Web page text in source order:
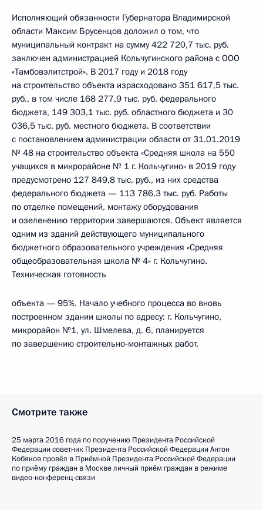
Исполняющий обязанности Губернатора Владимирской
области Максим Брусенцов доложил о том, что
муниципальный контракт на сумму 422 720,7 тыс. руб.
заключен администрацией Кольчугинского района с ООО
«Тамбовэлитстрой». В 2017 году и 2018 году
на строительство объекта израсходовано 351 617,5 тыс.
руб., в том числе 168 277,9 тыс. руб. федерального
бюджета, 149 303,1 тыс. руб. областного бюджета и 30
036,5 тыс. руб. местного бюджета. В соответствии
с постановлением администрации области от 31.01.2019
№ 48 на строительство объекта «Средняя школа на 550
учащихся в микрорайоне № 1 г. Кольчугино» в 2019 году
предусмотрено 127 849,8 тыс. руб., из них средства
федерального бюджета — 113 786,3 тыс. руб. Работы
по отделке помещений, монтажу оборудования
и озеленению территории завершаются. Объект является
одним из зданий действующего муниципального
бюджетного образовательного учреждения «Средняя
общеобразовательная школа № 4» г. Кольчугино.
Техническая готовность
объекта — 95%. Начало учебного процесса во вновь
построенном здании школы по адресу: г. Кольчугино,
микрорайон №1, ул. Шмелева, д. 6, планируется
по завершению строительно-монтажных работ.
Смотрите также
25 марта 2016 года по поручению Президента Российской
Федерации советник Президента Российской Федерации Антон
Кобяков провёл в Приёмной Президента Российской Федерации
по приёму граждан в Москве личный приём граждан в режиме
видео-конференц-связи